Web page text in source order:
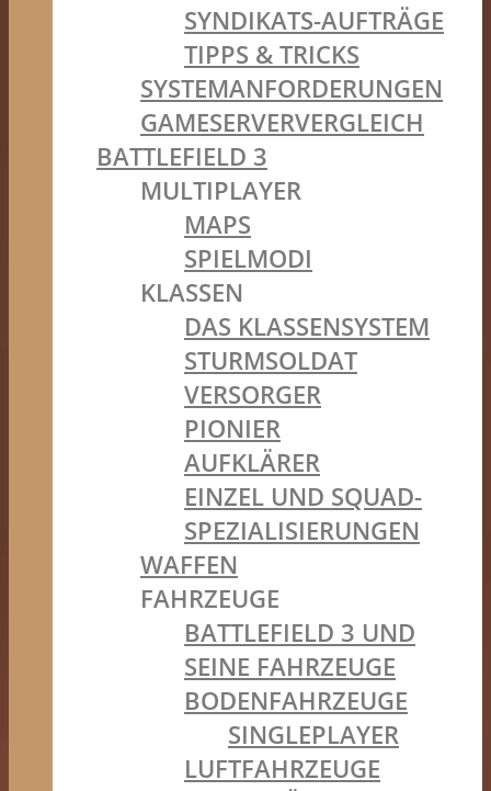
SYNDIKATS-AUFTRÄGE
TIPPS & TRICKS
SYSTEMANFORDERUNGEN
GAMESERVERVERGLEICH
BATTLEFIELD 3
MULTIPLAYER
MAPS
SPIELMODI
KLASSEN
DAS KLASSENSYSTEM
STURMSOLDAT
VERSORGER
PIONIER
AUFKLÄRER
EINZEL UND SQUAD-
SPEZIALISIERUNGEN
WAFFEN
FAHRZEUGE
BATTLEFIELD 3 UND
SEINE FAHRZEUGE
BODENFAHRZEUGE
SINGLEPLAYER
LUFTFAHRZEUGE